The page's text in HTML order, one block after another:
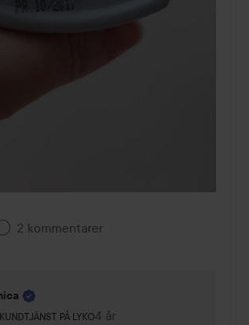
2 kommentarer
KUNDTJÄNST PÅ LYKOroll: Kundtjänst på Lyko.
4 år
Kommentaren lades 4 år